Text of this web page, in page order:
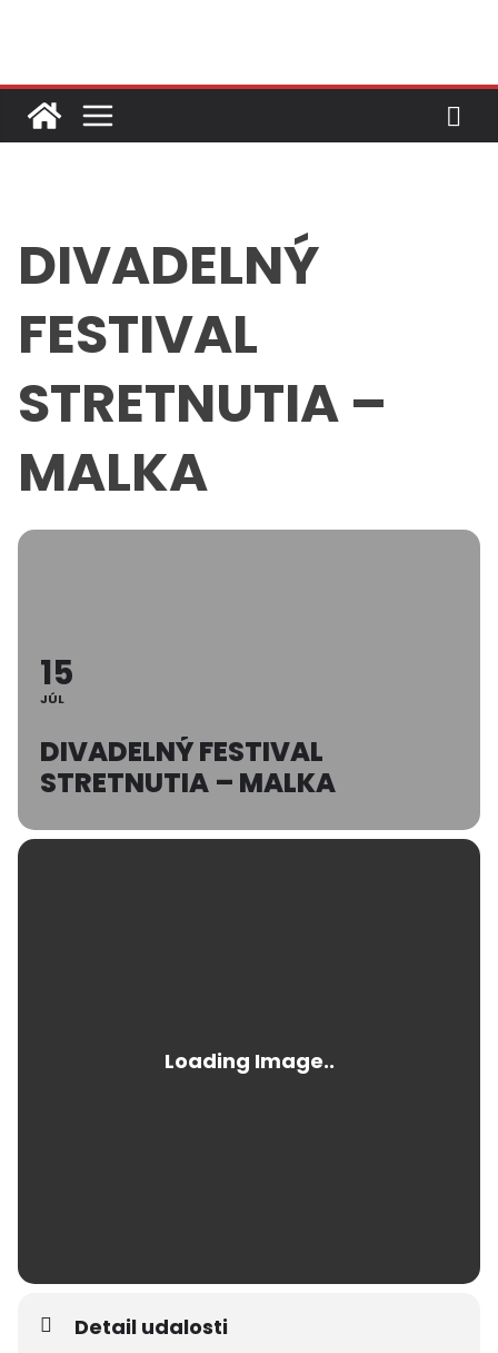
DIVADELNÝ
FESTIVAL
STRETNUTIA –
MALKA
15
JÚL
DIVADELNÝ FESTIVAL
STRETNUTIA – MALKA
Detail udalosti